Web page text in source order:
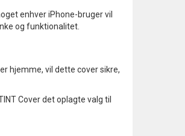
enhver iPhone-bruger vil
og funktionalitet.
hjemme, vil dette cover sikre,
Cover det oplagte valg til